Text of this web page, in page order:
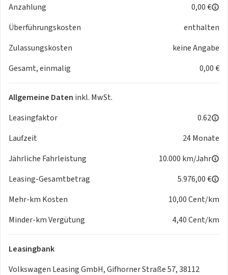
Multifunktions-Lederlenkrad heizbar mit Schaltwippen
Radio Ready 2 Discover
Regensensor
Spurwechselassistent
Touchscreen-Farbdisplay
Travel Assist
Beifahrerairbagdeaktivierung
Bremsassistent
Chrompaket
Connect-Dienste möglich
Doppelairbag
eCall Notrufsystem
Fensterheber elektr.
geteilt umklappbare Rücksitzlehne
Isofix Kindersitzaufnahmen
Lendenwirbelstütze
Anzahlung
0,00 €
Überführungskosten
enthalten
Zulassungskosten
keine Angabe
Gesamt, einmalig
0,00 €
Allgemeine Daten inkl. MwSt.
Leasingfaktor
0.62
Laufzeit
24 Monate
Jährliche Fahrleistung
10.000 km/Jahr
Leasing-Gesamtbetrag
5.976,00 €
Mehr-km Kosten
10,00 Cent/km
Minder-km Vergütung
4,40 Cent/km
Leasingbank
Volkswagen Leasing GmbH, Gifhorner Straße 57, 38112